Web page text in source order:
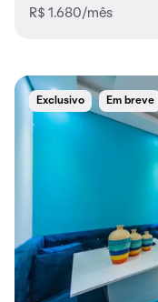
R$ 1.680/mês
Exclusivo Em breve